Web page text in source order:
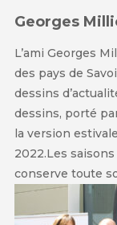
Georges
L’ami Georges
des pays de
dessins
dessins, porté
la version
2022.Les
conserve toute